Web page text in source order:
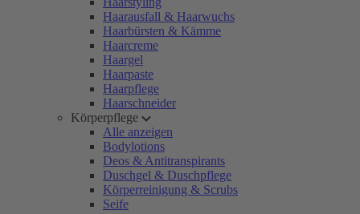
Haarausfall & Haarwuchs
Haarbürsten & Kämme
Haarcreme
Haargel
Haarpaste
Haarpflege
Haarschneider
Körperpflege
Alle anzeigen
Bodylotions
Deos & Antitranspirants
Duschgel & Duschpflege
Körperreinigung & Scrubs
Seife